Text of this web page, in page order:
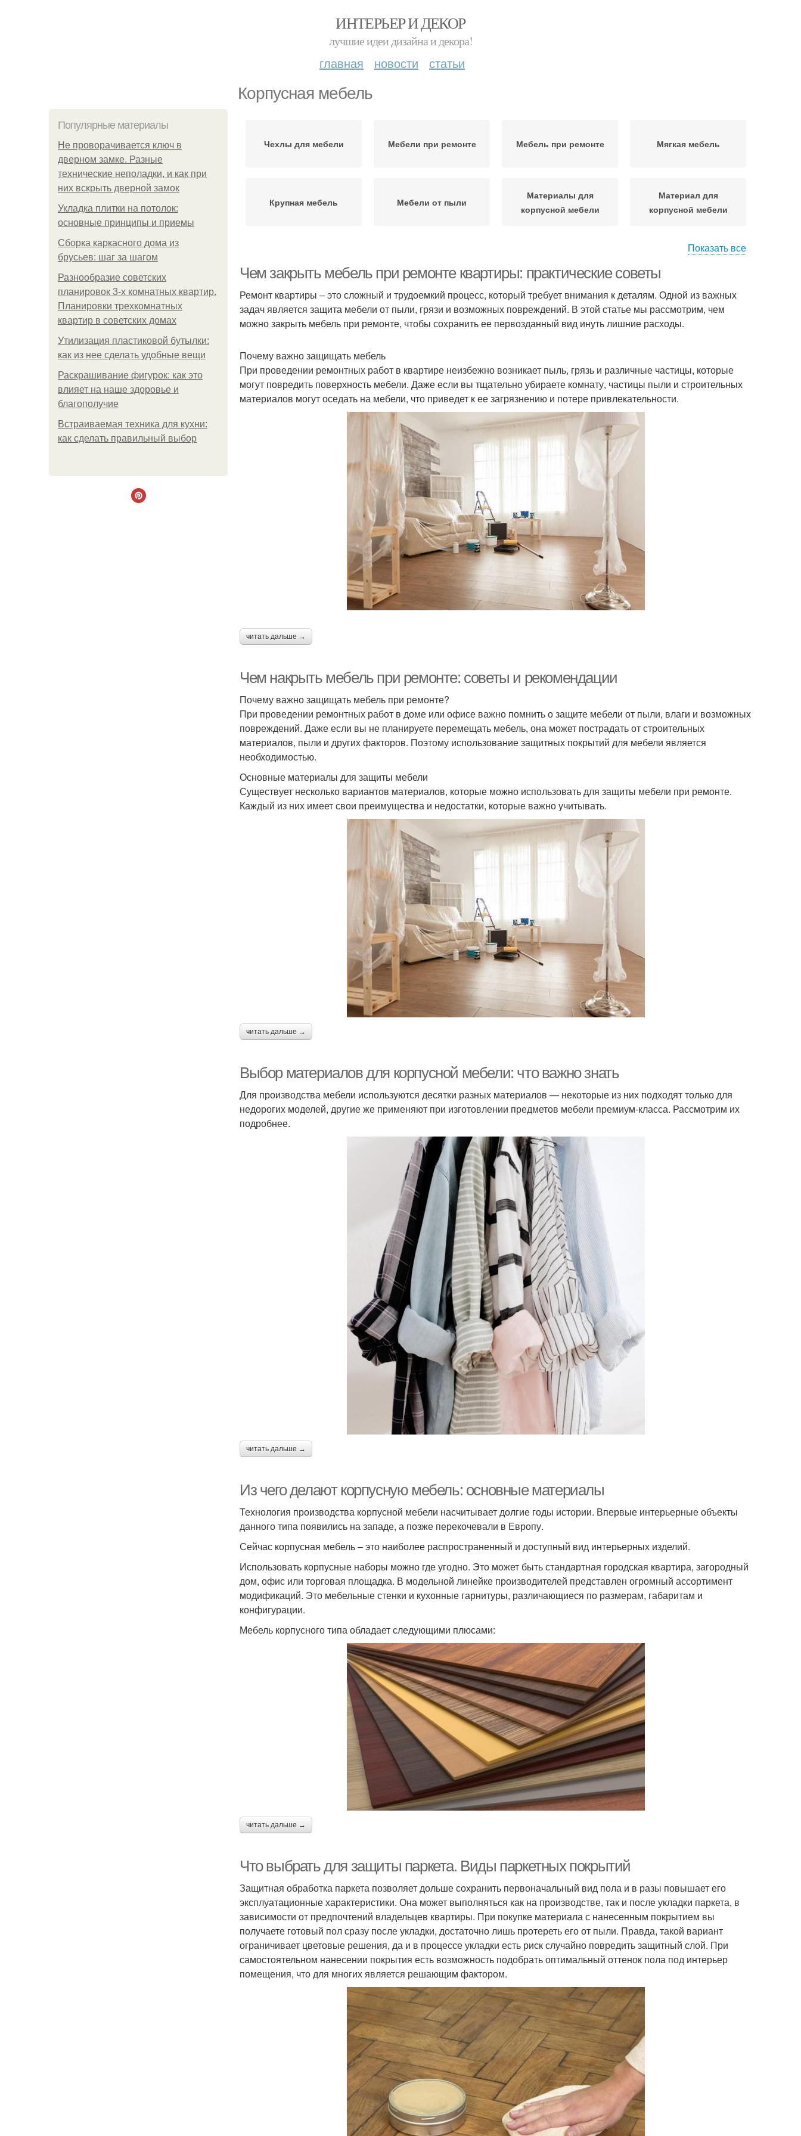
ИНТЕРЬЕР И ДЕКОР
лучшие идеи дизайна и декора!
главная новости статьи
Корпусная мебель
Популярные материалы
Не проворачивается ключ в
дверном замке. Разные
технические неполадки, и как при
них вскрыть дверной замок
Укладка плитки на потолок:
основные принципы и приемы
Сборка каркасного дома из
брусьев: шаг за шагом
Разнообразие советских
планировок 3-х комнатных квартир.
Планировки трехкомнатных
квартир в советских домах
Утилизация пластиковой бутылки:
как из нее сделать удобные вещи
Раскрашивание фигурок: как это
влияет на наше здоровье и
благополучие
Встраиваемая техника для кухни:
как сделать правильный выбор
Чехлы для мебели Мебели при ремонте Мебель при ремонте Мягкая мебель
Крупная мебель Мебели от пыли
Материалы для
корпусной мебели
Материал для
корпусной мебели
мебели
Мебель для кухни Мебель на заказ Мебели на заказ Мебель с размерами
Кухонная мебель Современная мебель Мебель по чертежу
Мебель по
индивидуальным
размерам
Мебель от крупнейшего
производителя
Модульная мебель
Мебель для спальни
Мебель по
заказу
Каркасная мебель
Материалы для
модульной мебели
Показать все
Чем закрыть мебель при ремонте квартиры: практические советы
Ремонт квартиры – это сложный и трудоемкий процесс, который требует внимания к деталям. Одной из важных
задач является защита мебели от пыли, грязи и возможных повреждений. В этой статье мы рассмотрим, чем
можно закрыть мебель при ремонте, чтобы сохранить ее первозданный вид инуть лишние расходы.
Почему важно защищать мебель
При проведении ремонтных работ в квартире неизбежно возникает пыль, грязь и различные частицы, которые
могут повредить поверхность мебели. Даже если вы тщательно убираете комнату, частицы пыли и строительных
материалов могут оседать на мебели, что приведет к ее загрязнению и потере привлекательности.
читать дальше →
Чем накрыть мебель при ремонте: советы и рекомендации
Почему важно защищать мебель при ремонте?
При проведении ремонтных работ в доме или офисе важно помнить о защите мебели от пыли, влаги и возможных
повреждений. Даже если вы не планируете перемещать мебель, она может пострадать от строительных
материалов, пыли и других факторов. Поэтому использование защитных покрытий для мебели является
необходимостью.
Основные материалы для защиты мебели
Существует несколько вариантов материалов, которые можно использовать для защиты мебели при ремонте.
Каждый из них имеет свои преимущества и недостатки, которые важно учитывать.
читать дальше →
Выбор материалов для корпусной мебели: что важно знать
Для производства мебели используются десятки разных материалов — некоторые из них подходят только для
недорогих моделей, другие же применяют при изготовлении предметов мебели премиум-класса. Рассмотрим их
подробнее.
читать дальше →
Из чего делают корпусную мебель: основные материалы
Технология производства корпусной мебели насчитывает долгие годы истории. Впервые интерьерные объекты
данного типа появились на западе, а позже перекочевали в Европу.
Сейчас корпусная мебель – это наиболее распространенный и доступный вид интерьерных изделий.
Использовать корпусные наборы можно где угодно. Это может быть стандартная городская квартира, загородный
дом, офис или торговая площадка. В модельной линейке производителей представлен огромный ассортимент
модификаций. Это мебельные стенки и кухонные гарнитуры, различающиеся по размерам, габаритам и
конфигурации.
Мебель корпусного типа обладает следующими плюсами:
читать дальше →
Что выбрать для защиты паркета. Виды паркетных покрытий
Защитная обработка паркета позволяет дольше сохранить первоначальный вид пола и в разы повышает его
эксплуатационные характеристики. Она может выполняться как на производстве, так и после укладки паркета, в
зависимости от предпочтений владельцев квартиры. При покупке материала с нанесенным покрытием вы
получаете готовый пол сразу после укладки, достаточно лишь протереть его от пыли. Правда, такой вариант
ограничивает цветовые решения, да и в процессе укладки есть риск случайно повредить защитный слой. При
самостоятельном нанесении покрытия есть возможность подобрать оптимальный оттенок пола под интерьер
помещения, что для многих является решающим фактором.